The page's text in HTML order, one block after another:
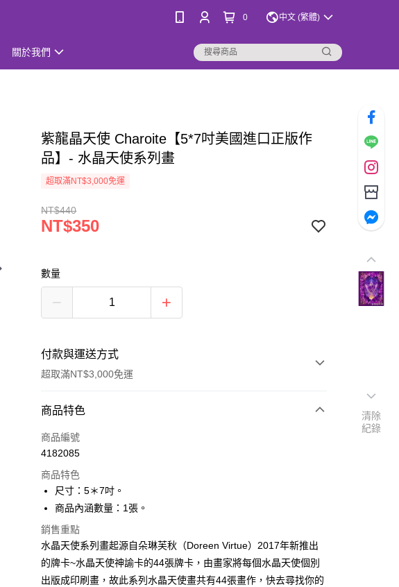
0 中文 (繁體)
關於我們
紫龍晶天使 Charoite【5*7吋美國進口正版作
品】- 水晶天使系列畫
超取滿NT$3,000免運
NT$440
NT$350
數量
付款與運送方式
超取滿NT$3,000免運
付款方式
信用卡一次付款
LINE Pay
Apple Pay
街口支付
悠遊付
商品特色
商品編號
4182085
商品特色
尺寸：5＊7吋。
商品內涵數量：1張。
銷售重點
水晶天使系列畫起源自朵琳芙秋（Doreen Virtue）2017年新推出
的牌卡~水晶天使神諭卡的44張牌卡，由畫家將每個水晶天使個別
出版成印刷畫，故此系列水晶天使畫共有44張畫作，快去尋找你的
清除
紀錄